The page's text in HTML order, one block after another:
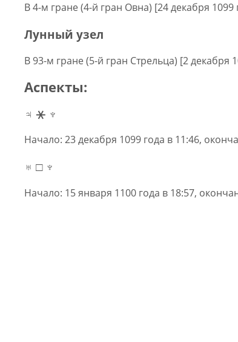
В 4-м гране (4-й гран Овна) [24 декабря
Лунный узел
В 93-м гране (5-й гран Стрельца) [2 декабря
Аспекты:
♃ ⚹ ♆
Начало: 23 декабря 1099 года в 11:46,
♅ □ ♆
Начало: 15 января 1100 года в 18:57,